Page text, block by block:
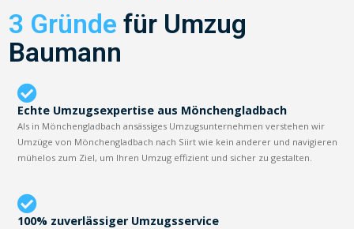
3 Gründe für Umzug
Baumann
Echte Umzugsexpertise aus Mönchengladbach
Als in Mönchengladbach ansässiges Umzugsunternehmen verstehen wir
Umzüge von Mönchengladbach nach Siirt wie kein anderer und navigieren
mühelos zum Ziel, um Ihren Umzug effizient und sicher zu gestalten.
100% zuverlässiger Umzugsservice